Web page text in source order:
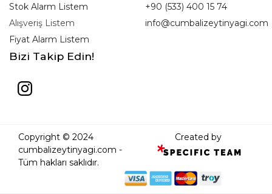
Stok Alarm Listem
Alışveriş Listem
Fiyat Alarm Listem
+90 (533) 400 15 74
info@cumbalizeytinyagi.com
Bizi Takip Edin!
Copyright © 2024
cumbalizeytinyagi.com -
Tüm hakları saklıdır.
Created by